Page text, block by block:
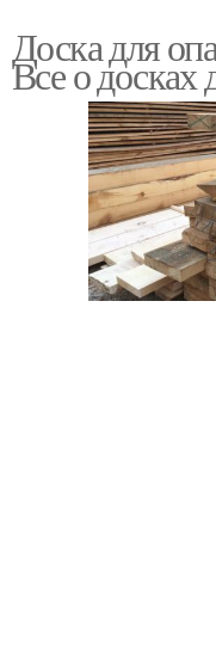
Опалубка из досок
Цены на доску
Доска для
Все о досках